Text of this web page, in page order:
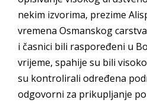
nekim izvorima, prezime
vremena Osmanskog
i časnici bili raspoređeni u
vrijeme, spahije su bili
su kontrolirali određena
odgovorni za prikupljanje